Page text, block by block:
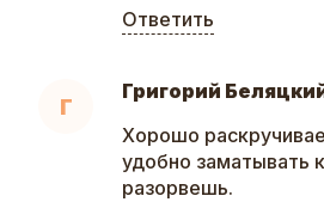
Ответить
Г
Григорий
Хорошо
удобно заматывать
разорвешь.